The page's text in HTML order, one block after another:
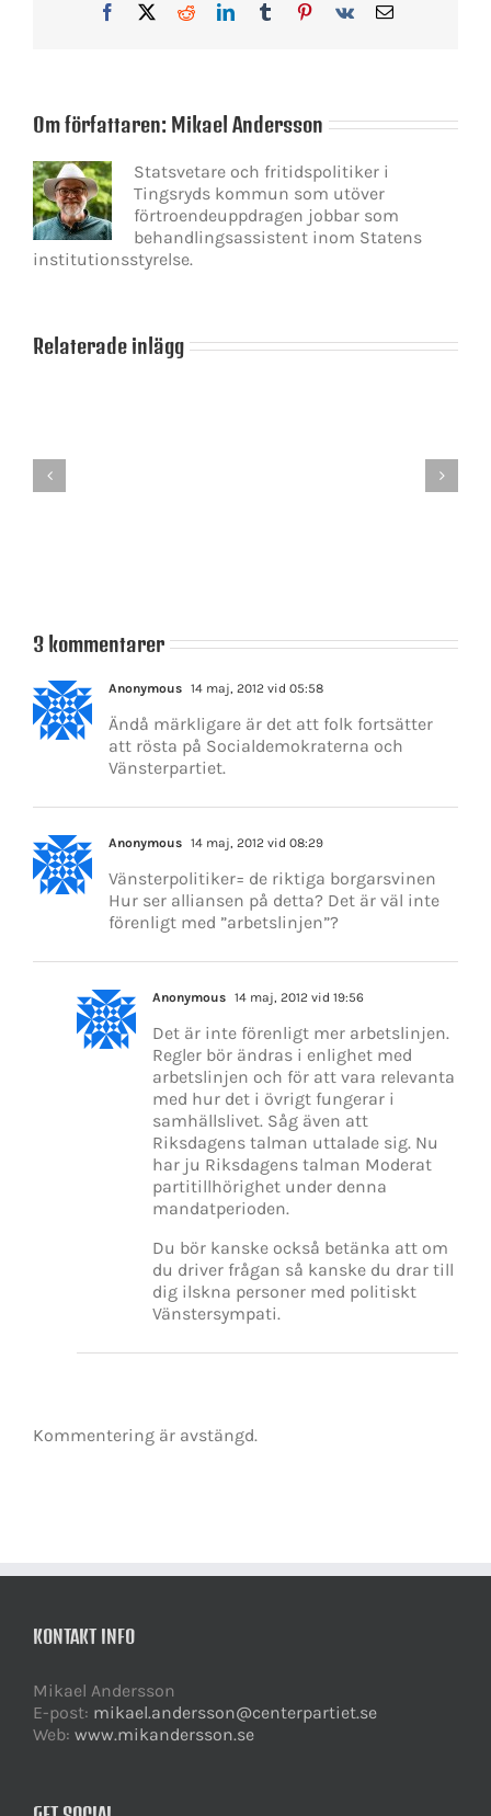
Facebook
X RedditLinkedInTumblrPinterest
Vk
E-
Om författaren: Mikael Andersson
Statsvetare och fritidspolitiker i
Tingsryds kommun som utöver
förtroendeuppdragen jobbar som
behandlingsassistent inom Statens
institutionsstyrelse.
Relaterade inlägg
3 kommentarer
Anonymous 14 maj, 2012 vid 05:58
Ändå märkligare är det att folk fortsätter
att rösta på Socialdemokraterna och
Vänsterpartiet.
Anonymous 14 maj, 2012 vid 08:29
Vänsterpolitiker= de riktiga borgarsvinen
Hur ser alliansen på detta? Det är väl inte
förenligt med ”arbetslinjen”?
Anonymous 14 maj, 2012 vid 19:56
Det är inte förenligt mer arbetslinjen.
Regler bör ändras i enlighet med
arbetslinjen och för att vara relevanta
med hur det i övrigt fungerar i
samhällslivet. Såg även att
Riksdagens talman uttalade sig. Nu
har ju Riksdagens talman Moderat
partitillhörighet under denna
mandatperioden.
Du bör kanske också betänka att om
du driver frågan så kanske du drar till
dig ilskna personer med politiskt
Vänstersympati.
Kommentering är avstängd.
KONTAKT INFO
Mikael Andersson
E-post: mikael.andersson@centerpartiet.se
Web: www.mikandersson.se